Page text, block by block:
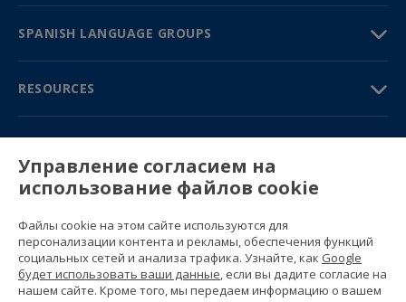
SPANISH LANGUAGE GROUPS
RESOURCES
TRAVEL GUIDE
PARTNERS
Contact us
Prices & brochures
(+34) 91 594 37 76
Gustavo Fernández Balbuena, 11
Управление согласием на
использование файлов cookie
Файлы cookie на этом сайте используются для
персонализации контента и рекламы, обеспечения функций
социальных сетей и анализа трафика. Узнайте, как Google
будет использовать ваши данные, если вы дадите согласие на
нашем сайте. Кроме того, мы передаем информацию о вашем